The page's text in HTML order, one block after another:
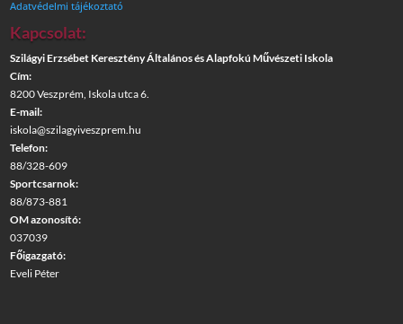
Adatvédelmi tájékoztató
Kapcsolat:
Szilágyi Erzsébet Keresztény Általános és Alapfokú Művészeti Iskola
Cím:
8200 Veszprém, Iskola utca 6.
E-mail:
iskola@szilagyiveszprem.hu
Telefon:
88/328-609
Sportcsarnok:
88/873-881
OM azonosító:
037039
Főigazgató:
Eveli Péter